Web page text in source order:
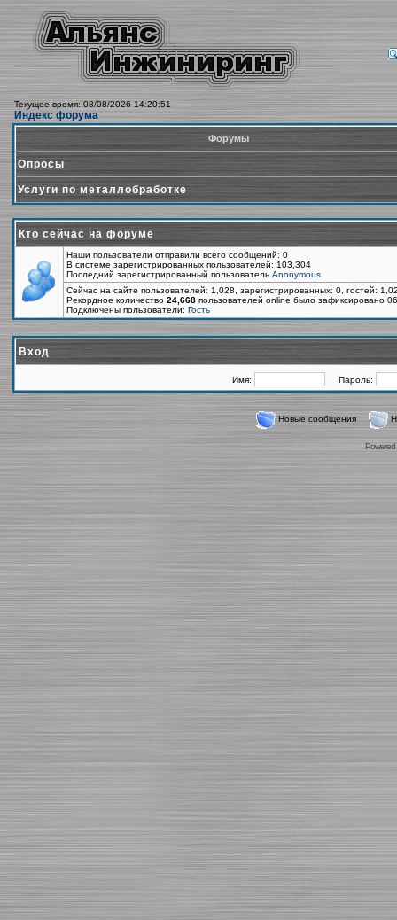
Текущее время: 08/08/2026 14:20:51
Индекс форума
Форумы
Опросы
Услуги по металлобработке
Кто сейчас на форуме
Наши пользователи отправили всего сообщений: 0
В системе зарегистрированных пользователей: 103,304
Последний зарегистрированный пользователь Anonymous
Сейчас на сайте пользователей: 1,028, зарегистрированных: 0, гостей:
Рекордное количество 24,668 пользователей online было зафиксировано
Подключены пользователи: Гость
Вход
Имя: Пароль:
Новые сообщения